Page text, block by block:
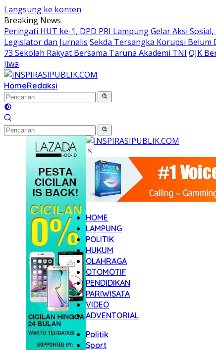
Langsung ke konten
Breaking News
Peringati HUT ke-1, DPD PRI Lampung Gelar Aksi
Legislator dan Jurnalis Sekda Tersangka Korupsi
73 Sekolah Rakyat Bersama Taruna Akademi TNI OJK
Jiwa
HomeRedaksi
HOME
LAMPUNG
POLITIK
HUKUM
OLAHRAGA
OTOMOTIF
PENDIDIKAN
PARIWISATA
VIDEO
ADVENTORIAL
Politik
Sport